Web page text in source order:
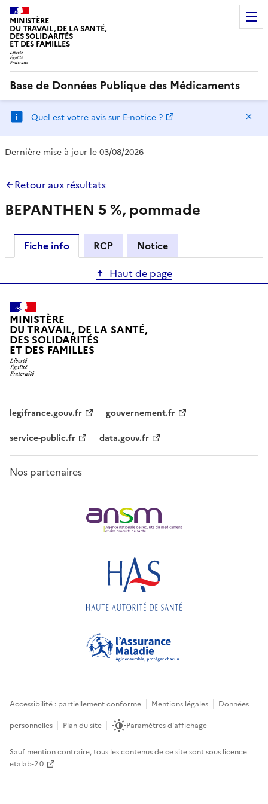
MINISTÈRE
DU TRAVAIL, DE LA SANTÉ,
DES SOLIDARITÉS
ET DES FAMILLES
Base de Données Publique des Médicaments
Quel est votre avis sur E-notice ?
Dernière mise à jour le 03/08/2026
Retour aux résultats
BEPANTHEN 5 %, pommade
Fiche info RCP
Notice
Haut de page
MINISTÈRE
DU TRAVAIL, DE LA SANTÉ,
DES SOLIDARITÉS
ET DES FAMILLES
legifrance.gouv.fr
gouvernement.fr
service-public.fr
data.gouv.fr
Nos partenaires
Accessibilité : partiellement conforme Mentions légales
Données
personnelles
Plan du site Paramètres d'affichage
Sauf mention contraire, tous les contenus de ce site sont sous licence
etalab-2.0